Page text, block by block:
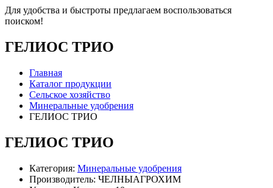
Для удобства и быстроты предлагаем воспользоваться
поиском!
ГЕЛИОС ТРИО
Главная
Каталог продукции
Сельское хозяйство
Минеральные удобрения
ГЕЛИОС ТРИО
ГЕЛИОС ТРИО
Категория: Минеральные удобрения
Производитель: ЧЕЛНЫАГРОХИМ